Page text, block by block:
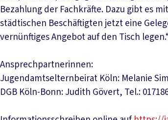
Bezahlung der Fachkräfte. Dazu gibt es
städtischen Beschäftigten jetzt eine
vernünftiges Angebot auf den Tisch
Ansprechpartnerinnen:
Jugendamtselternbeirat Köln: Melanie
DGB Köln-Bonn: Judith Gövert, Tel.: